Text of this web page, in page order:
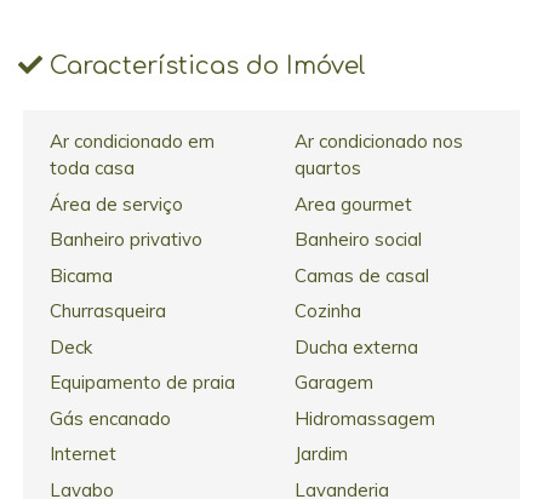
Características do Imóvel
Ar condicionado em
toda casa
Ar condicionado nos
quartos
Área de serviço
Area gourmet
Banheiro privativo
Banheiro social
Bicama
Camas de casal
Churrasqueira
Cozinha
Deck
Ducha externa
Equipamento de praia
Garagem
Gás encanado
Hidromassagem
Internet
Jardim
Lavabo
Lavanderia